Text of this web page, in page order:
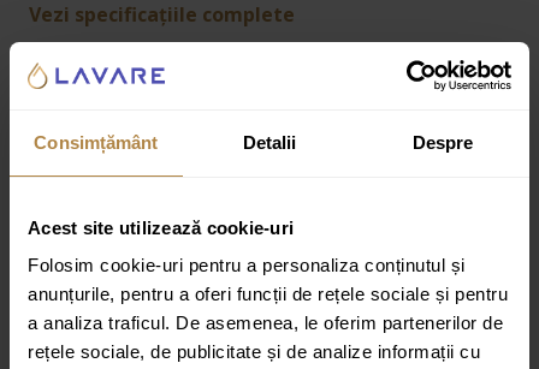
Consimțământ Detalii Despre
Acest site utilizează cookie-uri
Folosim cookie-uri pentru a personaliza conținutul și
anunțurile, pentru a oferi funcții de rețele sociale și pentru
a analiza traficul. De asemenea, le oferim partenerilor de
rețele sociale, de publicitate și de analize informații cu
Vezi specificațiile complete
Cod produs: WT-FOM801
Greutate:18 kg
Dimensiuni:80,8 × 45,7 × 5 cm